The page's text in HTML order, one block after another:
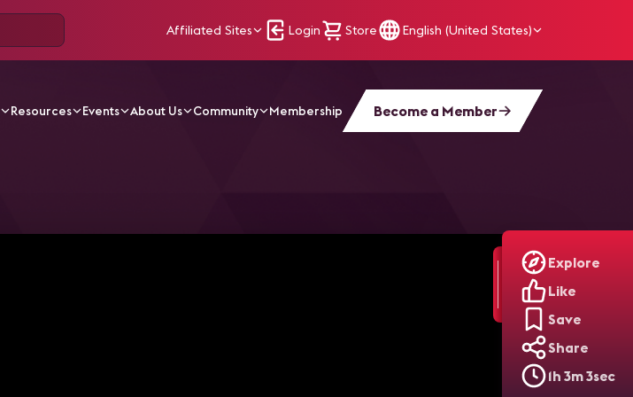
Affiliated Sites Login Store English (United States)
Resources Events About Us Community Membership Become a Member
Explore
Like
Save
Share
1h 3m 3sec